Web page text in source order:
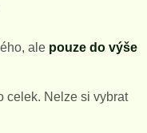
ale pouze do výše
celek. Nelze si vybrat